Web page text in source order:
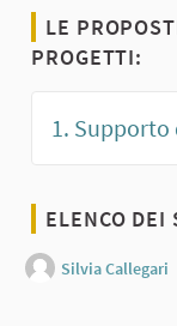
LE
PROGETTI:
1.
ELENCO DEI
Silvia Callegari